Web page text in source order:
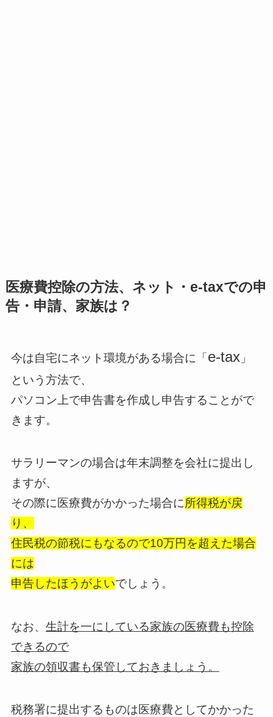
医療費控除の方法、ネット・e-taxでの申
告・申請、家族は？
今は自宅にネット環境がある場合に「e-tax」
という方法で、
パソコン上で申告書を作成し申告することがで
きます。
サラリーマンの場合は年末調整を会社に提出し
ますが、
その際に医療費がかかった場合に所得税が戻
り、
住民税の節税にもなるので10万円を超えた場合
には
申告したほうがよいでしょう。
なお、 生計を一にしている家族の医療費も控除
できるので
家族の領収書も保管しておきましょう。
税務署に提出するものは医療費としてかかった